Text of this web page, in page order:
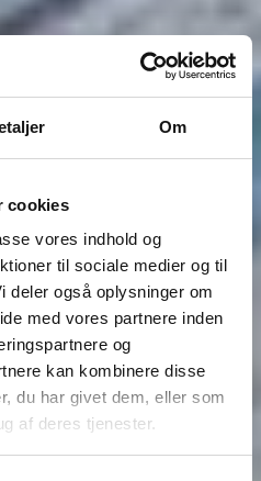
Om
cookies
vores indhold og
til sociale medier og til
deler også oplysninger om
med vores partnere inden
og
kan kombinere disse
du har givet dem, eller som
af deres tjenester.